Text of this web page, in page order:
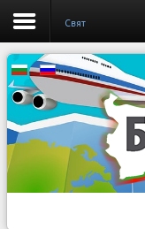
Свят